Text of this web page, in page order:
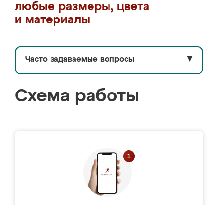
любые размеры, цвета
и материалы
Часто задаваемые вопросы ▼
Схема работы